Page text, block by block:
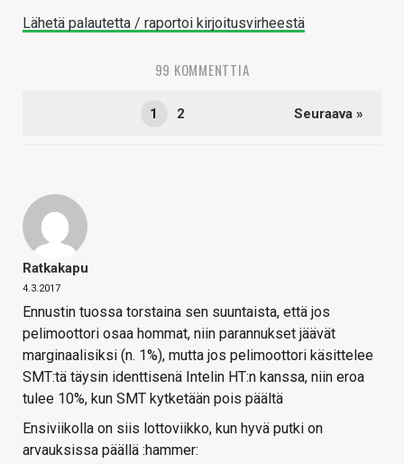
Lähetä palautetta / raportoi kirjoitusvirheestä
99 KOMMENTTIA
1 2 Seuraava »
Ratkakapu
4.3.2017
Ennustin tuossa torstaina sen suuntaista, että jos
pelimoottori osaa hommat, niin parannukset jäävät
marginaalisiksi (n. 1%), mutta jos pelimoottori käsittelee
SMT:tä täysin identtisenä Intelin HT:n kanssa, niin eroa
tulee 10%, kun SMT kytketään pois päältä
Ensiviikolla on siis lottoviikko, kun hyvä putki on
arvauksissa päällä :hammer: